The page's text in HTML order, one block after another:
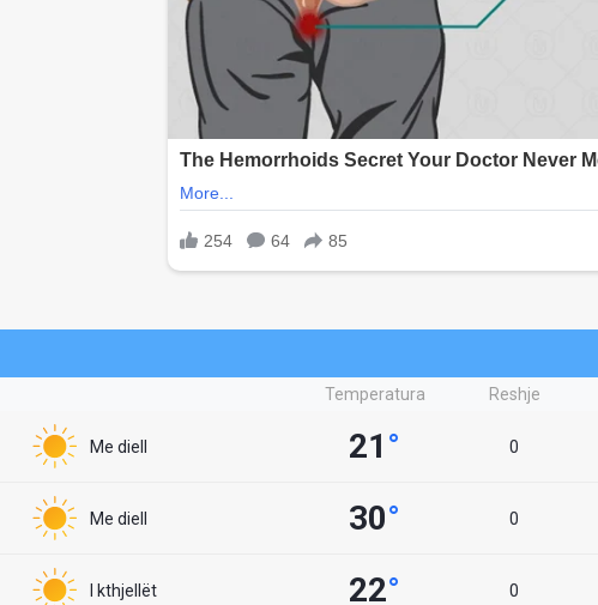
Temperatura Reshje
Me diell 21 ° 0
Me diell 30° 0
I kthjellët 22° 0